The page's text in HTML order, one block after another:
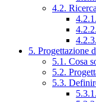
4.2.
5. Progettazione
5.1. Cosa
5.2.
5.3.